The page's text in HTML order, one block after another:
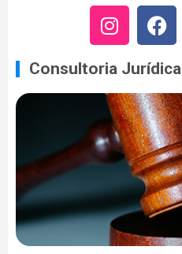
Consultoria Jurídica